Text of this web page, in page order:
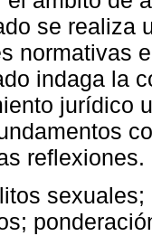
se realiza
normativas
indaga la
jurídico
reflexiones.